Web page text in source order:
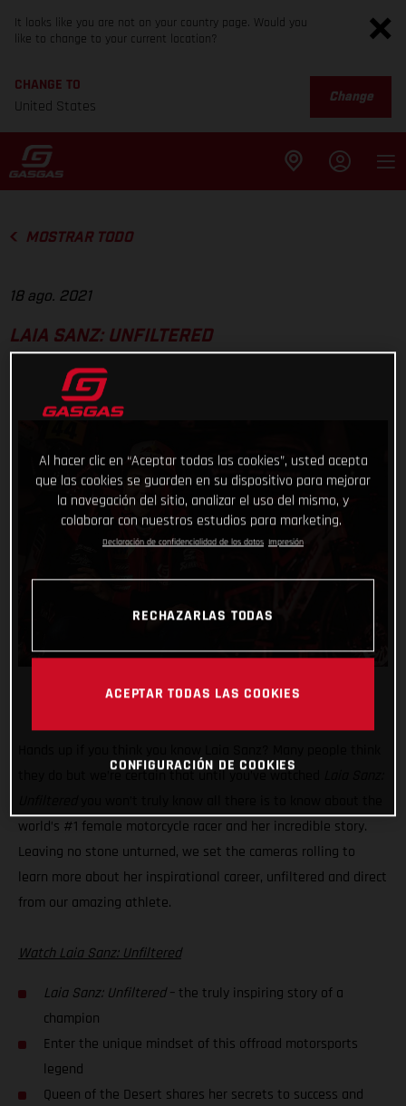
It looks like you are not on your country page. Would you
like to change to your current location?
CHANGE TO
United States
Change
MOSTRAR TODO
18 ago. 2021
LAIA SANZ: UNFILTERED
they do but we’re certain that until you’ve watched
world’s #1 female motorcycle racer and her incredible story.
Leaving no stone unturned, we set the cameras rolling to
learn more about her inspirational career, unfiltered and direct
from our amazing athlete.
Watch Laia Sanz: Unfiltered
Laia Sanz: Unfiltered– the truly inspiring story of a
champion
Enter the unique mindset of this offroad motorsports
legend
Queen of the Desert shares her secrets to success and
Al hacer clic en “Aceptar todas las cookies”, usted acepta
que las cookies se guarden en su dispositivo para mejorar
la navegación del sitio, analizar el uso del mismo, y
colaborar con nuestros estudios para marketing.
Declaración de confidencialidad de los datos Impresión
RECHAZARLAS TODAS
ACEPTAR TODAS LAS COOKIES
CONFIGURACIÓN DE COOKIES